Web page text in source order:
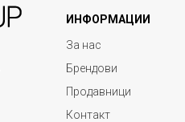
ИНФОРМАЦИИ
За нас
Брендови
Продавници
Контакт